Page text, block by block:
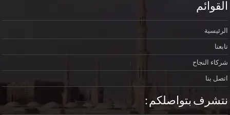
القوائم
الرئيسية
تابعنا
شركاء النجاح
اتصل بنا
نتشرف بتواصلكم :